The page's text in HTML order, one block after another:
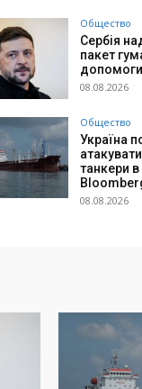
Общество
Сербія
пакет
допомоги
08.08.2026
Общество
Україна
танкери
08.08.2026